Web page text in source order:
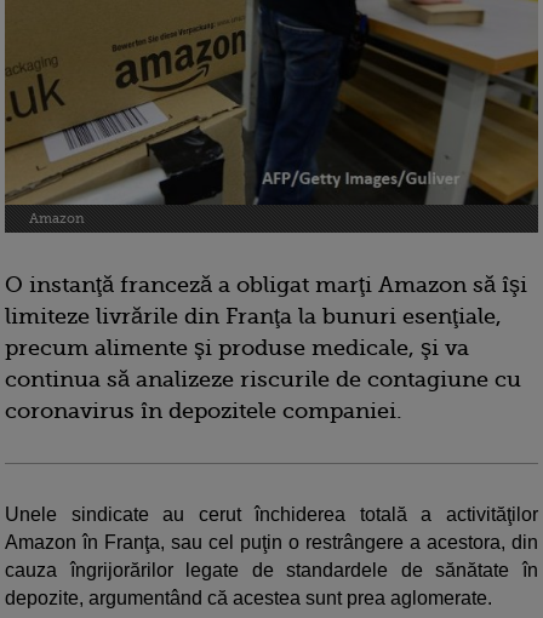
Amazon
O instanţă franceză a obligat marţi Amazon să îşi
limiteze livrările din Franţa la bunuri esenţiale,
precum alimente şi produse medicale, şi va
continua să analizeze riscurile de contagiune cu
coronavirus în depozitele companiei.
Unele sindicate au cerut închiderea totală a activităţilor
Amazon în Franţa, sau cel puţin o restrângere a acestora, din
cauza îngrijorărilor legate de standardele de sănătate în
depozite, argumentând că acestea sunt prea aglomerate.